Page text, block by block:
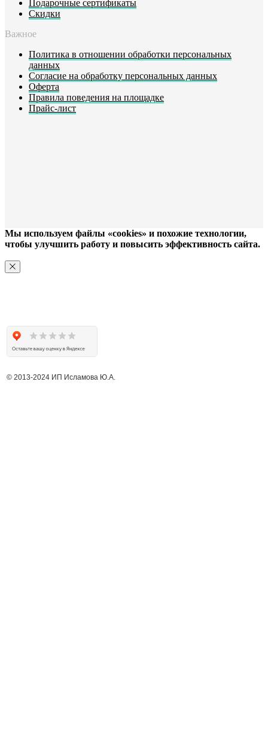
Подарочные сертификаты
Скидки
Важное
Политика в отношении обработки персональных
данных
Согласие на обработку персональных данных
Оферта
Правила поведения на площадке
Прайс-лист
© 2013-2024 ИП Исламова Ю.А.
Мы используем файлы «cookies» и похожие технологии,
чтобы улучшить работу и повысить эффективность сайта.